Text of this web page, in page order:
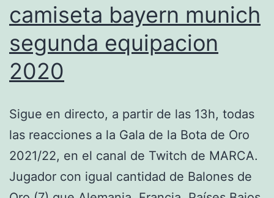
camiseta bayern munich
segunda equipacion
2020
Sigue en directo, a partir de las 13h, todas
las reacciones a la Gala de la Bota de Oro
2021/22, en el canal de Twitch de MARCA.
Jugador con igual cantidad de Balones de